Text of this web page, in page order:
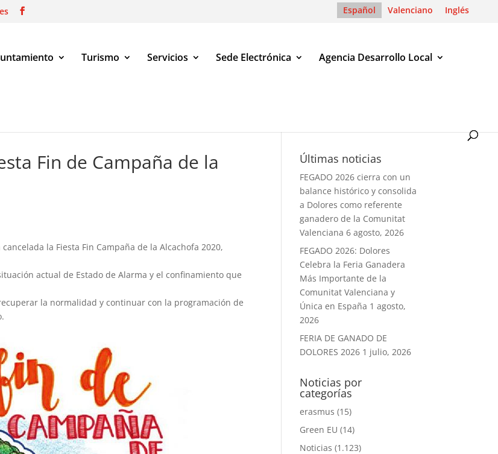
Español Valenciano Inglés
Turismo Servicios Sede Electrónica Agencia Desarrollo Local
Fin de Campaña de la
la Fiesta Fin Campaña de la Alcachofa 2020,
actual de Estado de Alarma y el confinamiento que
la normalidad y continuar con la programación de
Últimas noticias
FEGADO 2026 cierra con un
balance histórico y consolida
a Dolores como referente
ganadero de la Comunitat
Valenciana 6 agosto, 2026
FEGADO 2026: Dolores
Celebra la Feria Ganadera
Más Importante de la
Comunitat Valenciana y
Única en España 1 agosto,
2026
FERIA DE GANADO DE
DOLORES 2026 1 julio, 2026
Noticias por
categorías
erasmus (15)
Green EU (14)
Noticias (1.123)